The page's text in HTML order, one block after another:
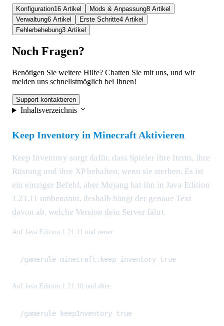
Konfiguration16 Artikel Mods & Anpassung8 Artikel
Verwaltung6 Artikel Erste Schritte4 Artikel
Fehlerbehebung3 Artikel
Noch Fragen?
Benötigen Sie weitere Hilfe? Chatten Sie mit uns, und wir
melden uns schnellstmöglich bei Ihnen!
Support kontaktieren
Inhaltsverzeichnis
Keep Inventory in Minecraft Aktivieren
Keep Inventory sorgt dafür, dass Spieler ihre Items, ihre
Rüstung und ihre XP behalten, wenn sie sterben. Es ist
ein einziger Befehl, aber Mojang hat ihn in Java Edition
1.21.11 umbenannt, deshalb hängt der genaue Text
davon ab, welche Version dein Server fährt.
Auf Java Edition 1.21.11 und neuer:
Auf Java Edition 1.21.10 und älter: